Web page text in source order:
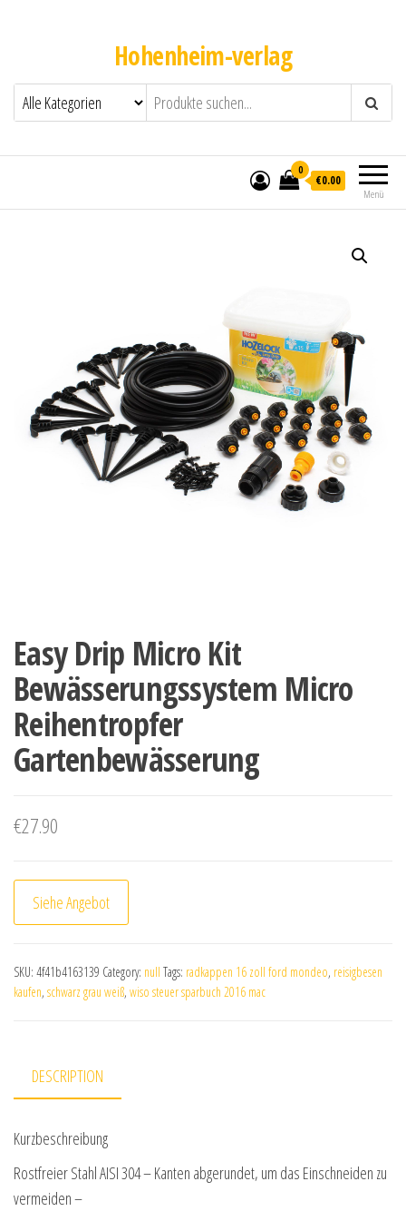
Hohenheim-verlag
Menü
0
€0.00
Easy Drip Micro Kit
Bewässerungssystem Micro
Reihentropfer
Gartenbewässerung
€27.90
Siehe Angebot
SKU: 4f41b4163139 Category: null Tags: radkappen 16 zoll ford mondeo, reisigbesen
kaufen, schwarz grau weiß, wiso steuer sparbuch 2016 mac
DESCRIPTION
Kurzbeschreibung
Rostfreier Stahl AISI 304 – Kanten abgerundet, um das Einschneiden zu
vermeiden –